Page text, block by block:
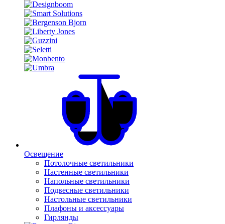
Освещение
Потолочные светильники
Настенные светильники
Напольные светильники
Подвесные светильники
Настольные светильники
Плафоны и аксессуары
Гирлянды